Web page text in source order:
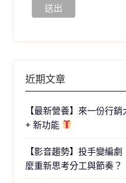
近期文章
【最新營養】來一份行
+ 新功能
【影音趨勢】投手變編
麼重新思考分工與節奏？